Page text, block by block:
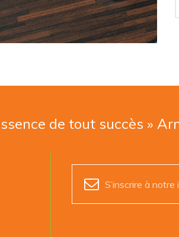
de tout succès »
S’inscrire à